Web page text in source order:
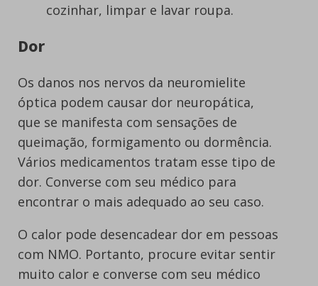
cozinhar, limpar e lavar roupa.
Dor
Os danos nos nervos da neuromielite
óptica podem causar dor neuropática,
que se manifesta com sensações de
queimação, formigamento ou dormência.
Vários medicamentos tratam esse tipo de
dor. Converse com seu médico para
encontrar o mais adequado ao seu caso.
O calor pode desencadear dor em pessoas
com NMO. Portanto, procure evitar sentir
muito calor e converse com seu médico